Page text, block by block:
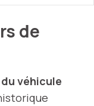
de
véhicule